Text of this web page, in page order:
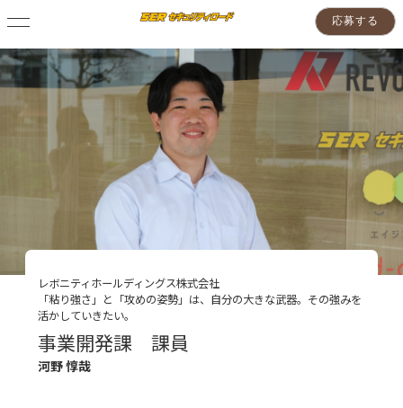
応募する
レボニティホールディングス株式会社
「粘り強さ」と「攻めの姿勢」は、自分の大きな武器。その強みを
活かしていきたい。
事業開発課 課員
河野 惇哉